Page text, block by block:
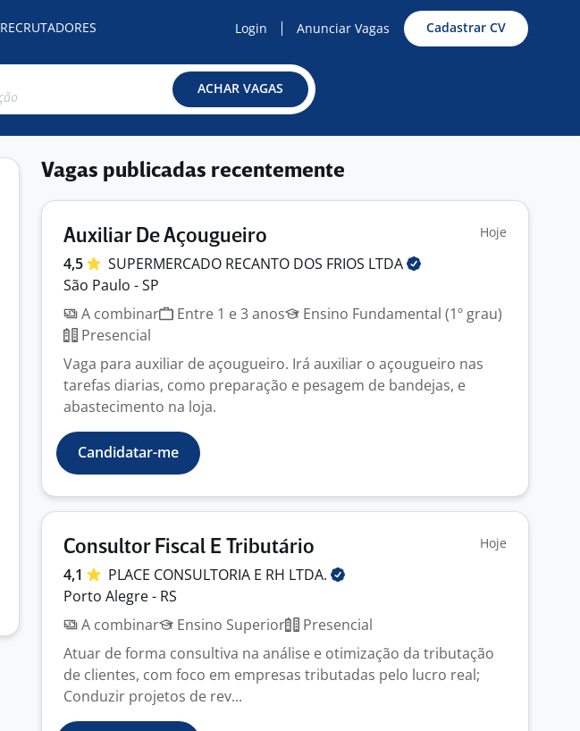
RECRUTADORES Login Anunciar Vagas Cadastrar CV
ACHAR VAGAS
Vagas publicadas recentemente
Auxiliar De Açougueiro Hoje
4,5 SUPERMERCADO RECANTO DOS FRIOS LTDA
São Paulo - SP
A combinar
Entre 1 e 3 anos
Ensino Fundamental (1º grau)
Presencial
Vaga para auxiliar de açougueiro. Irá auxiliar o açougueiro nas
tarefas diarias, como preparação e pesagem de bandejas, e
abastecimento na loja.
Candidatar-me
Consultor Fiscal E Tributário Hoje
4,1 PLACE CONSULTORIA E RH LTDA.
Porto Alegre - RS
A combinar
Ensino Superior
Presencial
Atuar de forma consultiva na análise e otimização da tributação
de clientes, com foco em empresas tributadas pelo lucro real;
Conduzir projetos de rev...